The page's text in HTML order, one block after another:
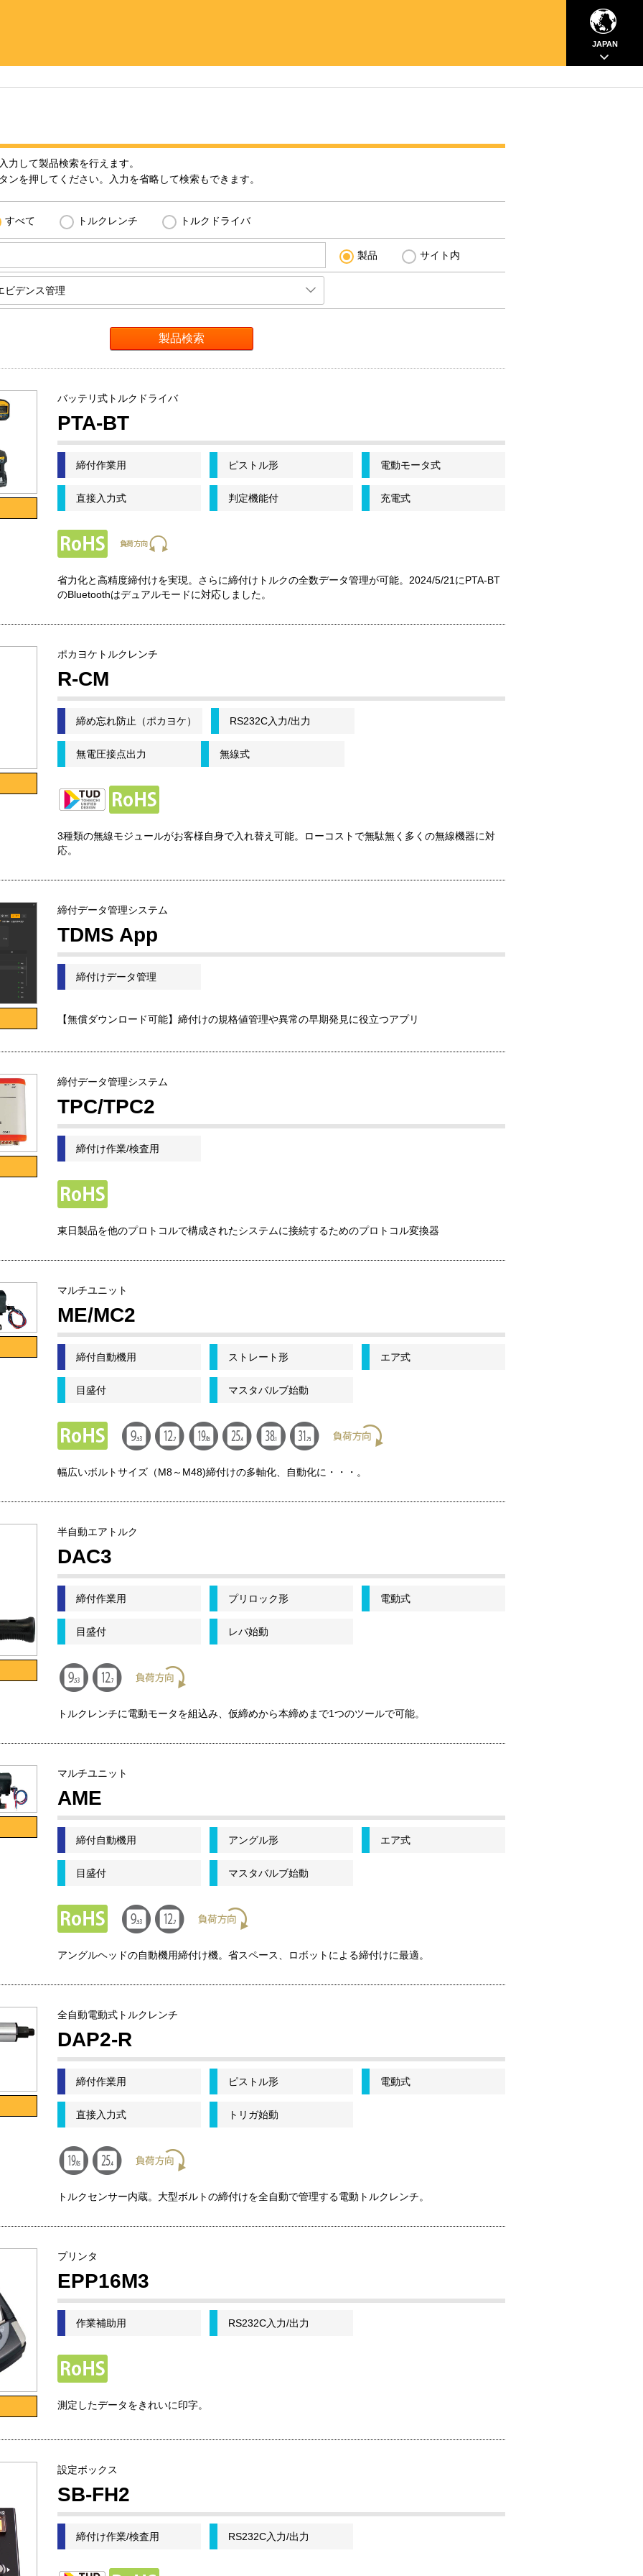
JAPAN
力して製品検索を行えます。
ンを押してください。入力を省略して検索もできます。
すべて トルクレンチ トルクドライバ
製品 サイト内
ビデンス管理
バッテリ式トルクドライバ
PTA-BT
締付作業用 ピストル形 電動モータ式
直接入力式 判定機能付 充電式
省力化と高精度締付けを実現。さらに締付けトルクの全数データ管理が可能。2024/5/21にPTA-BT
のBluetoothはデュアルモードに対応しました。
ポカヨケトルクレンチ
R-CM
締め忘れ防止（ポカヨケ） RS232C入力/出力
無電圧接点出力 無線式
3種類の無線モジュールがお客様自身で入れ替え可能。ローコストで無駄無く多くの無線機器に対
応。
締付データ管理システム
TDMS App
締付けデータ管理
【無償ダウンロード可能】締付けの規格値管理や異常の早期発見に役立つアプリ
締付データ管理システム
TPC/TPC2
締付け作業/検査用
東日製品を他のプロトコルで構成されたシステムに接続するためのプロトコル変換器
マルチユニット
ME/MC2
締付自動機用 ストレート形 エア式
目盛付 マスタバルブ始動
幅広いボルトサイズ（M8～M48)締付けの多軸化、自動化に・・・。
半自動エアトルク
DAC3
締付作業用 プリロック形 電動式
目盛付 レバ始動
トルクレンチに電動モータを組込み、仮締めから本締めまで1つのツールで可能。
マルチユニット
AME
締付自動機用 アングル形 エア式
目盛付 マスタバルブ始動
アングルヘッドの自動機用締付け機。省スペース、ロボットによる締付けに最適。
全自動電動式トルクレンチ
DAP2-R
締付作業用 ピストル形 電動式
直接入力式 トリガ始動
トルクセンサー内蔵。大型ボルトの締付けを全自動で管理する電動トルクレンチ。
プリンタ
EPP16M3
作業補助用 RS232C入力/出力
測定したデータをきれいに印字。
設定ボックス
SB-FH2
締付け作業/検査用 RS232C入力/出力